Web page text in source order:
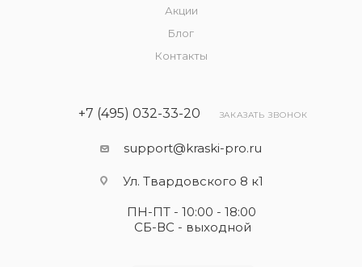
Акции
Блог
Контакты
+7 (495) 032-33-20 ЗАКАЗАТЬ ЗВОНОК
support@kraski-pro.ru
Ул. Твардовского 8 к1
ПН-ПТ - 10:00 - 18:00
СБ-ВС - выходной